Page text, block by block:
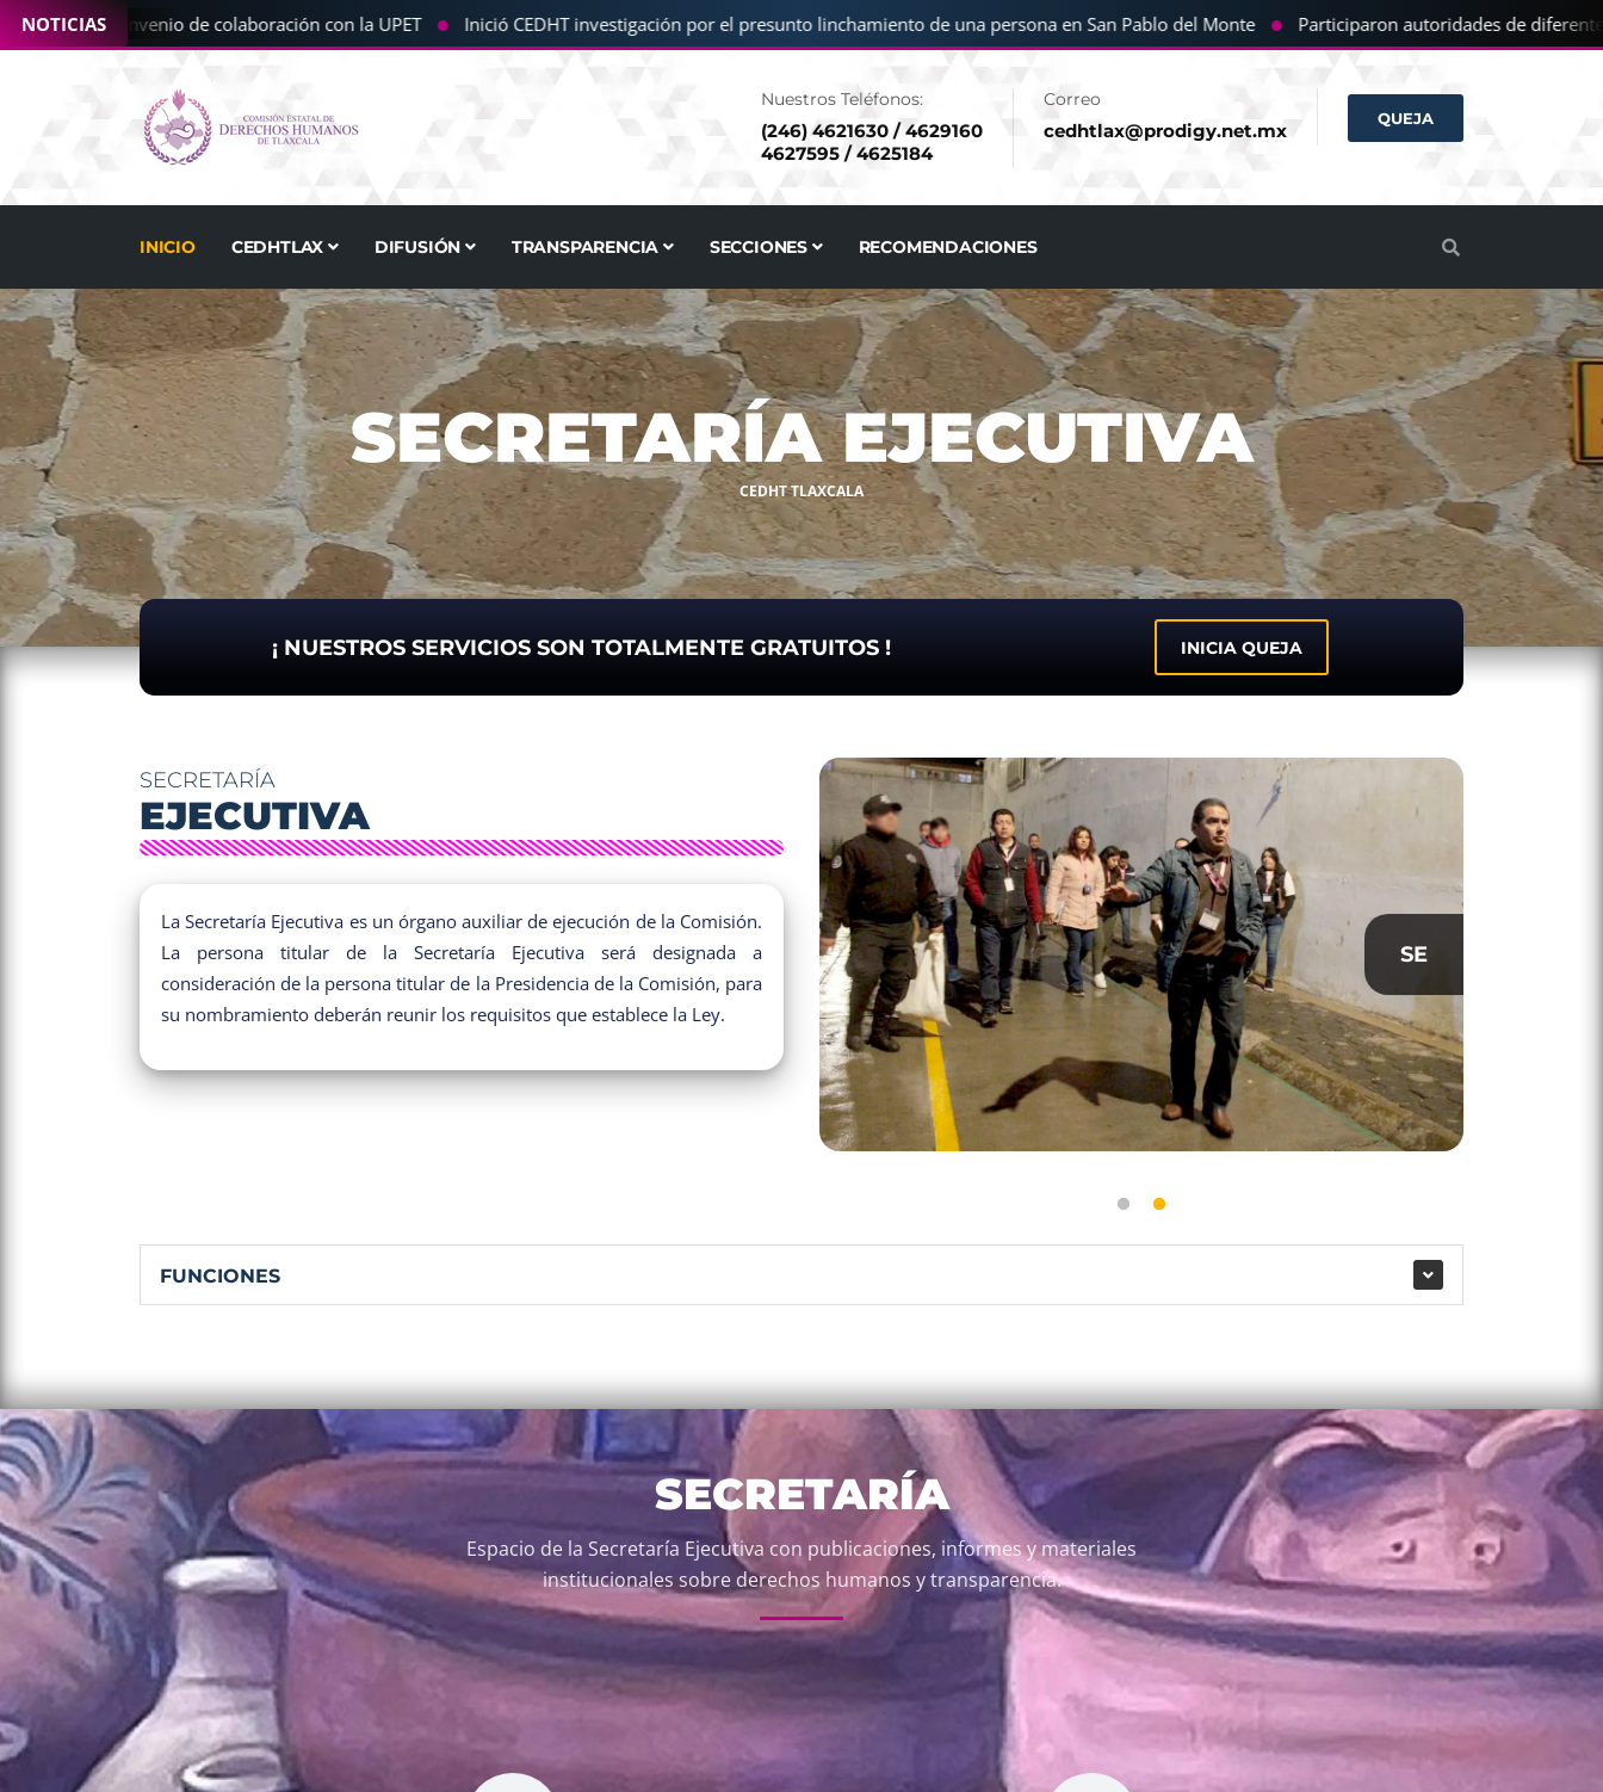
NOTICIASconvenio de colaboración con la UPET ● Inició CEDHT investigación por el presunto linchamiento de una persona en San Pablo del Monte ● Participaron autoridades de diferentes
Nuestros Teléfonos:
(246) 4621630 / 4629160
4627595 / 4625184
Correo
cedhtlax@prodigy.net.mx
QUEJA
INICIO CEDHTLAX DIFUSIÓN TRANSPARENCIA SECCIONES RECOMENDACIONES
SECRETARÍA EJECUTIVA
CEDHT TLAXCALA
¡ NUESTROS SERVICIOS SON TOTALMENTE GRATUITOS ! INICIA QUEJA
SECRETARÍA
EJECUTIVA
La Secretaría Ejecutiva es un órgano auxiliar de ejecución de la Comisión.
La persona titular de la Secretaría Ejecutiva será designada a
consideración de la persona titular de la Presidencia de la Comisión, para
su nombramiento deberán reunir los requisitos que establece la Ley.
SE
FUNCIONES
EJECUTIVA
Espacio de la Secretaría Ejecutiva con publicaciones, informes y materiales
institucionales sobre derechos humanos y transparencia.